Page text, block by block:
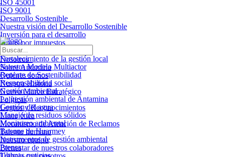
ISO 45001
ISO 9001
Desarrollo Sostenible
Nuestra visión del Desarrollo Sostenible
Inversión para el desarrollo
Obras por impuestos
Áreas de influencia operativa
Fortalecimiento de la gestión local
Nuestro Modelo Multiactor
Reporte de Sostenibilidad
Responsabilidad social
Gestión ambiental
La gestión ambiental de Antamina
Gestión del agua
Manejo de residuos sólidos
Monitoreo ambiental
Bosque de Huarmey
Instrumentos de gestión ambiental
Prensa
Últimas noticias
Nosotros
Sobre Antamina
Quiénes somos
Nuestra Historia
Nuevo Marco Estratégico
Políticas
Logros y Reconocimientos
Línea ética
Mecanismo de Atención de Reclamos
Talento humano
Nuestro equipo
Bienestar de nuestros colaboradores